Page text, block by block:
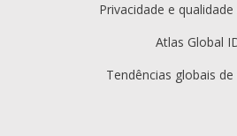
Privacidade e
Atlas Global
Tendências globais